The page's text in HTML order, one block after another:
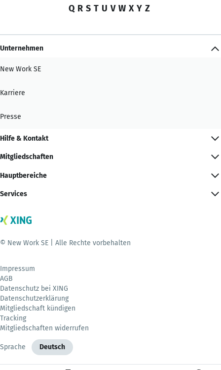
Q R S T U V W X Y Z
Unternehmen
New Work SE
Karriere
Presse
Hilfe & Kontakt
Mitgliedschaften
Hauptbereiche
Services
© New Work SE | Alle Rechte vorbehalten
Impressum
AGB
Datenschutz bei XING
Datenschutzerklärung
Mitgliedschaft kündigen
Tracking
Mitgliedschaften widerrufen
Sprache Deutsch